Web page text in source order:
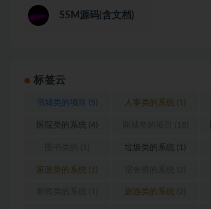
SSM源码(含文档)
标签云
书城类的项目 (5) 人事类的系统 (1)
医院类的系统 (4)
垃圾类的系统 (1)
家政类的系统 (1)
旅游类的系统 (2)